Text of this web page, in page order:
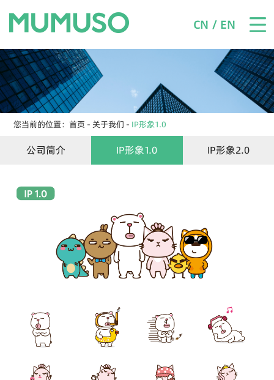
CN / EN
网站首页
关于我们
产品展示
新闻资讯
您当前的位置：首页 - 关于我们 - IP形象1.0
公司简介​ IP形象1.0 IP形象2.0